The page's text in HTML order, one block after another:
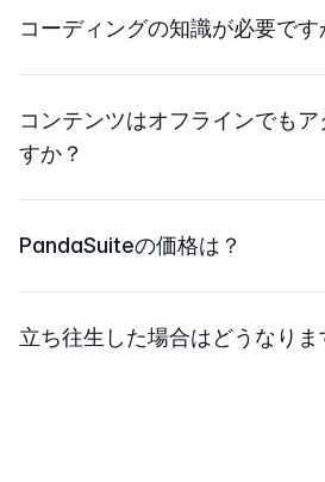
コーディングの知識が必要です
コンテンツはオフラインでもア
すか？
PandaSuiteの価格は？
立ち往生した場合はどうなりま